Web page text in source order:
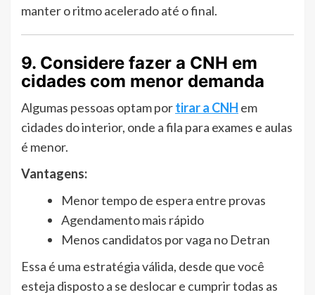
manter o ritmo acelerado até o final.
9. Considere fazer a CNH em
cidades com menor demanda
Algumas pessoas optam portirar a CNH em
cidades do interior, onde a fila para exames e aulas
é menor.
Vantagens:
Menor tempo de espera entre provas
Agendamento mais rápido
Menos candidatos por vaga no Detran
Essa é uma estratégia válida, desde que você
esteja disposto a se deslocar e cumprir todas as